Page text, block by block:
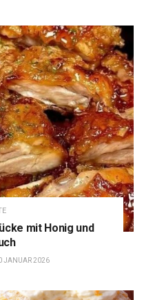
mit Honig und
JANUAR 2026